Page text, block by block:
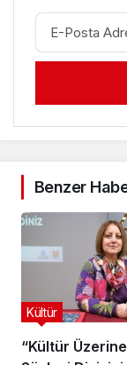
Benzer
“Kültür
Kültür